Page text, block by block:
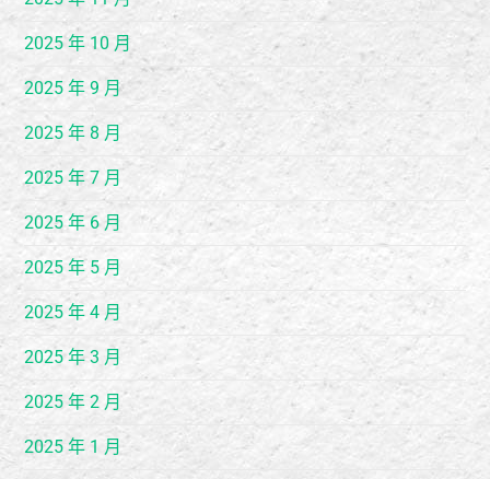
2025 年 10 月
2025 年 9 月
2025 年 8 月
2025 年 7 月
2025 年 6 月
2025 年 5 月
2025 年 4 月
2025 年 3 月
2025 年 2 月
2025 年 1 月